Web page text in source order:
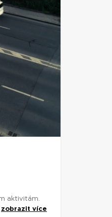
aktivitám.
zobrazit více